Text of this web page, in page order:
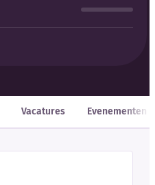
Vacatures Evenementen